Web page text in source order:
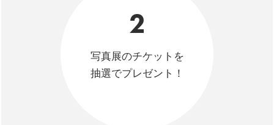
2
写真展のチケットを
抽選でプレゼント！